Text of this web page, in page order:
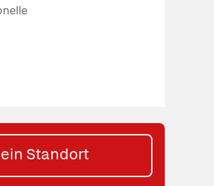
Standort